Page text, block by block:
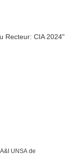
UNSA de